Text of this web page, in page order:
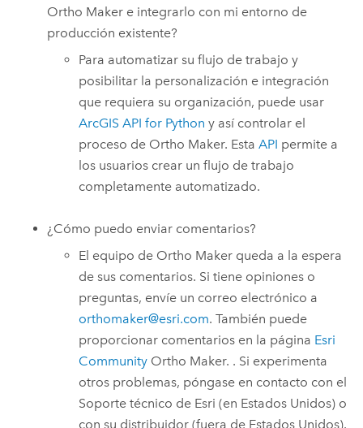
Ortho Maker e integrarlo con mi entorno de
producción existente?
Para automatizar su flujo de trabajo y
posibilitar la personalización e integración
que requiera su organización, puede usar
ArcGIS API for Python y así controlar el
proceso de Ortho Maker. EstaAPI permite a
los usuarios crear un flujo de trabajo
completamente automatizado.
¿Cómo puedo enviar comentarios?
El equipo de Ortho Maker queda a la espera
de sus comentarios. Si tiene opiniones o
preguntas, envíe un correo electrónico a
orthomaker@esri.com. También puede
proporcionar comentarios en la página Esri
Community Ortho Maker. . Si experimenta
otros problemas, póngase en contacto con el
Soporte técnico de Esri (en Estados Unidos) o
con su distribuidor (fuera de Estados Unidos).